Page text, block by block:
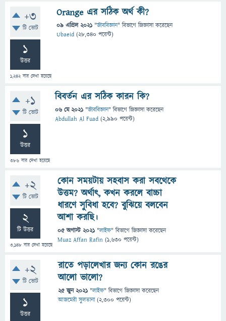
+3
টি ভোট
1
উত্তর
1,242বার দেখা হয়েছে
Orange এর সঠিক অর্থ কী?
09 এপ্রিল 2021 "জীববিজ্ঞান" বিভাগে জিজ্ঞাসাকরেছেন
Ubaeid (28,340 পয়েন্ট)
+1
টি ভোট
1
উত্তর
386 বার দেখা হয়েছে
বিবর্তন এর সঠিক কারন কি?
06 মে 2021 "জীববিজ্ঞান" বিভাগে জিজ্ঞাসাকরেছেন
Abdullah Al Fuad (2,990 পয়েন্ট)
+2
টি ভোট
2
টি উত্তর
3,148 বার দেখা হয়েছে
কোন সময়টায় সহবাস করা সবথেকে
উত্তম? অর্থাৎ, কখন করলে বাচ্চা
ধারণে সুবিধা হবে? বুঝিয়ে বলবেন
আশা করছি।
05 অগাস্ট 2021 "লাইফ" বিভাগে জিজ্ঞাসাকরেছেন
Muaz Affan Rafin (1,630 পয়েন্ট)
+2
টি ভোট
1
উত্তর
রাতে পড়ালেখার জন‍্য কোন রঙের
আলো ভালো?
25 জুন 2021 "লাইফ" বিভাগে জিজ্ঞাসাকরেছেন
আজমেরী সুলতানা (2,300 পয়েন্ট)